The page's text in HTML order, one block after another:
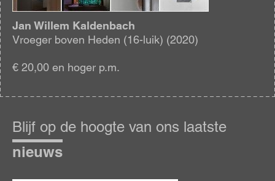
Jan Willem Kaldenbach
Vroeger boven Heden (16-luik) (2020)
€ 20,00 en hoger p.m.
op
de
hoogte
Blijf op de hoogte van ons laatste
nieuws